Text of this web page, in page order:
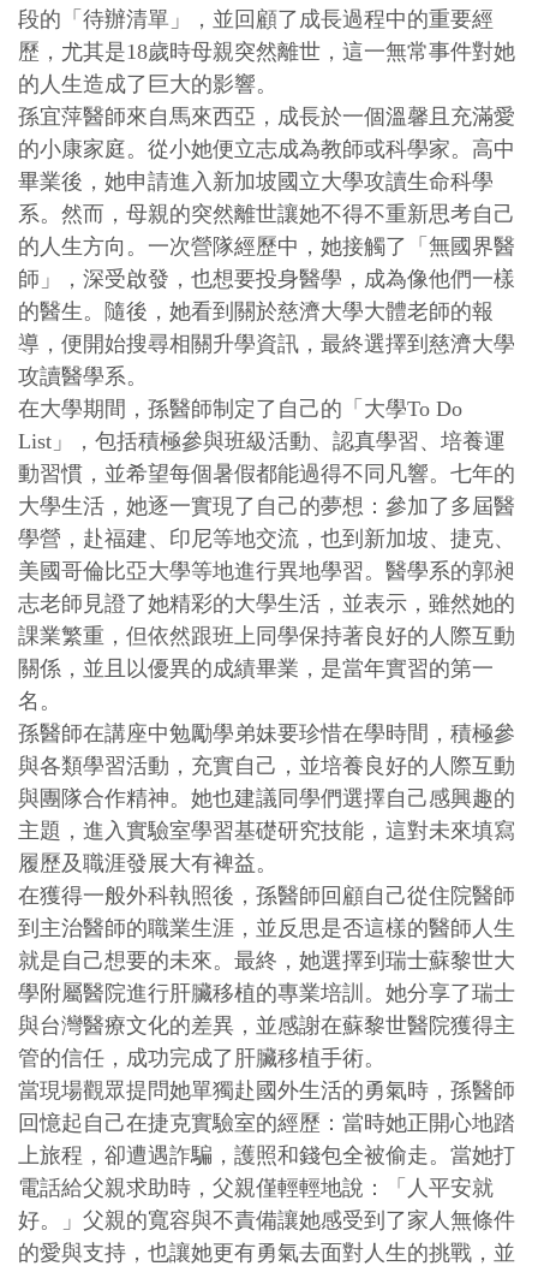
段的「待辦清單」，並回顧了成長過程中的重要經
歷，尤其是18歲時母親突然離世，這一無常事件對她
的人生造成了巨大的影響。
孫宜萍醫師來自馬來西亞，成長於一個溫馨且充滿愛
的小康家庭。從小她便立志成為教師或科學家。高中
畢業後，她申請進入新加坡國立大學攻讀生命科學
系。然而，母親的突然離世讓她不得不重新思考自己
的人生方向。一次營隊經歷中，她接觸了「無國界醫
師」，深受啟發，也想要投身醫學，成為像他們一樣
的醫生。隨後，她看到關於慈濟大學大體老師的報
導，便開始搜尋相關升學資訊，最終選擇到慈濟大學
攻讀醫學系。
在大學期間，孫醫師制定了自己的「大學To Do
List」，包括積極參與班級活動、認真學習、培養運
動習慣，並希望每個暑假都能過得不同凡響。七年的
大學生活，她逐一實現了自己的夢想：參加了多屆醫
學營，赴福建、印尼等地交流，也到新加坡、捷克、
美國哥倫比亞大學等地進行異地學習。醫學系的郭昶
志老師見證了她精彩的大學生活，並表示，雖然她的
課業繁重，但依然跟班上同學保持著良好的人際互動
關係，並且以優異的成績畢業，是當年實習的第一
名。
孫醫師在講座中勉勵學弟妹要珍惜在學時間，積極參
與各類學習活動，充實自己，並培養良好的人際互動
與團隊合作精神。她也建議同學們選擇自己感興趣的
主題，進入實驗室學習基礎研究技能，這對未來填寫
履歷及職涯發展大有裨益。
在獲得一般外科執照後，孫醫師回顧自己從住院醫師
到主治醫師的職業生涯，並反思是否這樣的醫師人生
就是自己想要的未來。最終，她選擇到瑞士蘇黎世大
學附屬醫院進行肝臟移植的專業培訓。她分享了瑞士
與台灣醫療文化的差異，並感謝在蘇黎世醫院獲得主
管的信任，成功完成了肝臟移植手術。
當現場觀眾提問她單獨赴國外生活的勇氣時，孫醫師
回憶起自己在捷克實驗室的經歷：當時她正開心地踏
上旅程，卻遭遇詐騙，護照和錢包全被偷走。當她打
電話給父親求助時，父親僅輕輕地說：「人平安就
好。」父親的寬容與不責備讓她感受到了家人無條件
的愛與支持，也讓她更有勇氣去面對人生的挑戰，並